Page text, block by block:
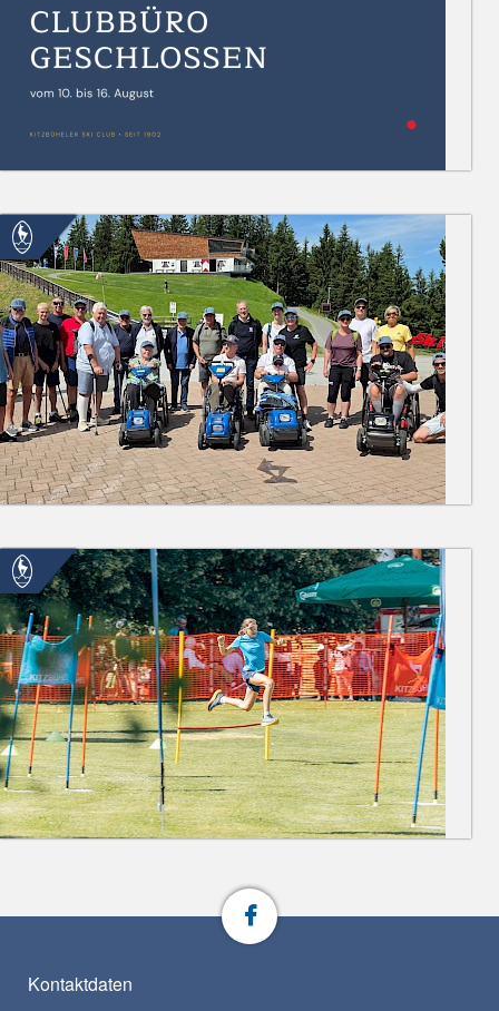
Kontaktdaten